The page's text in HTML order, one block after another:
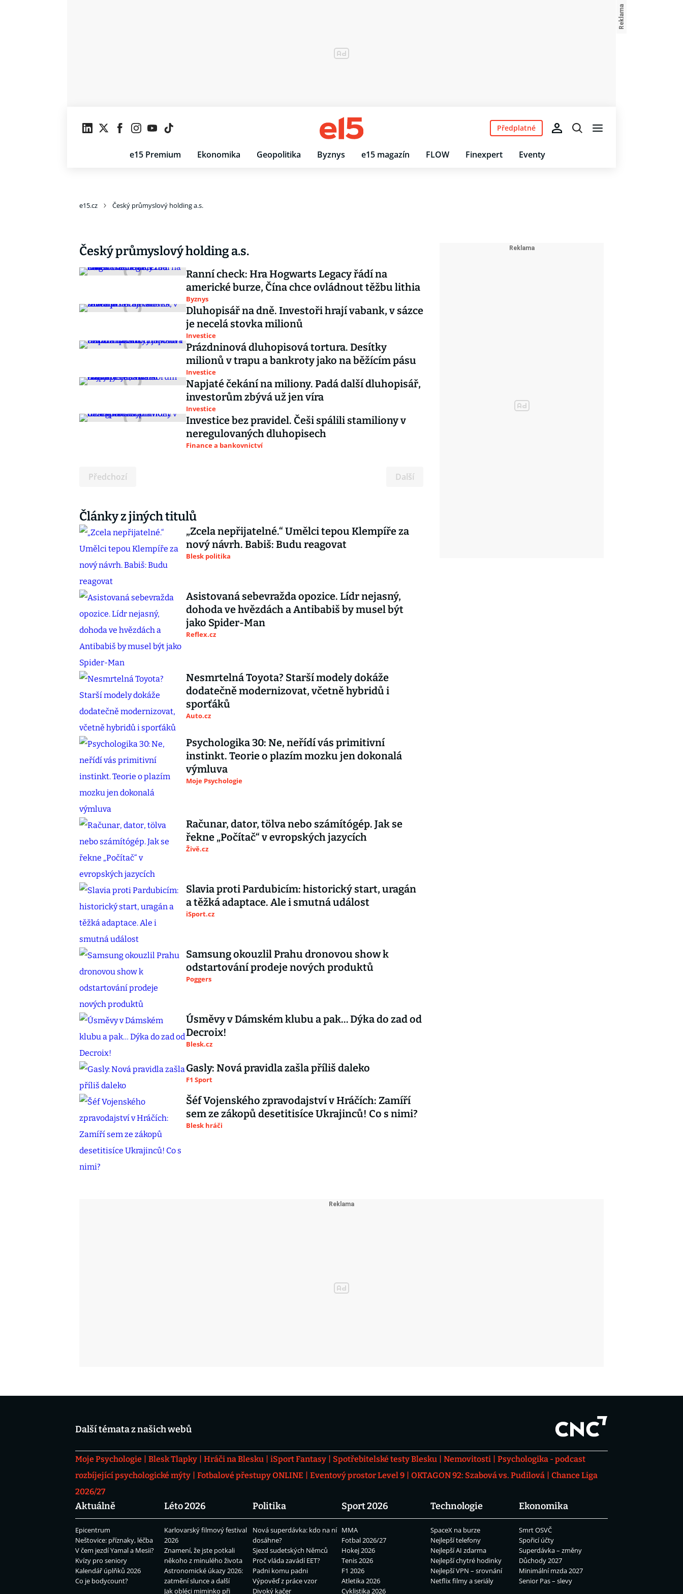
e15 Premium Ekonomika Geopolitika Byznys e15 magazín FLOW Finexpert Eventy
Předplatné
e15.cz Český průmyslový holding a.s.
Český průmyslový holding a.s.
Ranní check: Hra Hogwarts Legacy řádí na
americké burze, Čína chce ovládnout těžbu lithia
Byznys
Dluhopisář na dně. Investoři hrají vabank, v sázce
je necelá stovka milionů
Investice
Prázdninová dluhopisová tortura. Desítky
milionů v trapu a bankroty jako na běžícím pásu
Investice
Napjaté čekání na miliony. Padá další dluhopisář,
investorům zbývá už jen víra
Investice
Investice bez pravidel. Češi spálili stamiliony v
neregulovaných dluhopisech
Finance a bankovnictví
Předchozí Další
Články z jiných titulů
„Zcela nepřijatelné.“ Umělci tepou Klempíře za
nový návrh. Babiš: Budu reagovat
Blesk politika
Asistovaná sebevražda opozice. Lídr nejasný,
dohoda ve hvězdách a Antibabiš by musel být
jako Spider-Man
Reflex.cz
Nesmrtelná Toyota? Starší modely dokáže
dodatečně modernizovat, včetně hybridů i
sporťáků
Auto.cz
Psychologika 30: Ne, neřídí vás primitivní
instinkt. Teorie o plazím mozku jen dokonalá
výmluva
Moje Psychologie
Računar, dator, tölva nebo számítógép. Jak se
řekne „Počítač“ v evropských jazycích
Živě.cz
Slavia proti Pardubicím: historický start, uragán
a těžká adaptace. Ale i smutná událost
iSport.cz
Samsung okouzlil Prahu dronovou show k
odstartování prodeje nových produktů
Poggers
Úsměvy v Dámském klubu a pak… Dýka do zad od
Decroix!
Blesk.cz
Gasly: Nová pravidla zašla příliš daleko
F1 Sport
Šéf Vojenského zpravodajství v Hráčích: Zamíří
sem ze zákopů desetitisíce Ukrajinců! Co s nimi?
Blesk hráči
Další témata z našich webů
Moje Psychologie Blesk Tlapky Hráči na Blesku iSport Fantasy Spotřebitelské testy Blesku Nemovitosti
Psychologika - podcast
rozbíjející psychologické mýty
Fotbalové přestupy ONLINE Eventový prostor Level 9 OKTAGON 92: Szabová vs. Pudilová
Chance Liga
2026/27
Aktuálně
Epicentrum
Neštovice: příznaky, léčba
V čem jezdí Yamal a Mesii?
Kvízy pro seniory
Kalendář úplňků 2026
Co je bodycount?
Léto 2026
Karlovarský filmový festival
2026
Znamení, že jste potkali
někoho z minulého života
Astronomické úkazy 2026:
zatmění slunce a další
Jak obléci miminko při
Politika
Nová superdávka: kdo na ní
dosáhne?
Sjezd sudetských Němců
Proč vláda zavádí EET?
Padni komu padni
Výpověď z práce vzor
Divoký kačer
Sport 2026
MMA
Fotbal 2026/27
Hokej 2026
Tenis 2026
F1 2026
Atletika 2026
Cyklistika 2026
Technologie
SpaceX na burze
Nejlepší telefony
Nejlepší AI zdarma
Nejlepší chytré hodinky
Nejlepší VPN – srovnání
Netflix filmy a seriály
Ekonomika
Smrt OSVČ
Spořicí účty
Superdávka – změny
Důchody 2027
Minimální mzda 2027
Senior Pas – slevy